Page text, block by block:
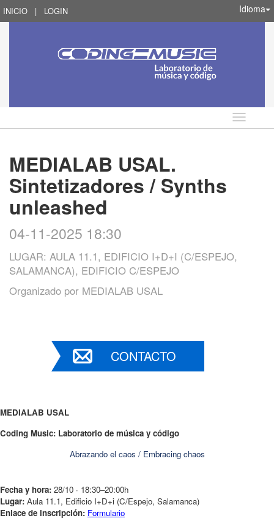
INICIO | LOGIN Idioma
Idioma
MEDIALAB USAL.
Sintetizadores / Synths
unleashed
04-11-2025 18:30
LUGAR: AULA 11.1, EDIFICIO I+D+I (C/ESPEJO,
SALAMANCA), EDIFICIO C/ESPEJO
Organizado por MEDIALAB USAL
CONTACTO
MEDIALAB USAL
Coding Music: Laboratorio de música y código
Abrazando el caos / Embracing chaos
Fecha y hora: 28/10 · 18:30–20:00h
Lugar: Aula 11.1, Edificio I+D+i (C/Espejo, Salamanca)
Enlace de inscripción: Formulario